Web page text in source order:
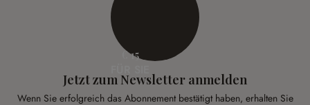
€ 15
Jetzt zum Newsletter anmelden
Wenn Sie erfolgreich das Abonnement bestätigt haben, erhalten Sie